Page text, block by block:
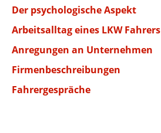
Der psychologische Aspekt
Arbeitsalltag eines LKW Fahrers
Anregungen an Unternehmen
Firmenbeschreibungen
Fahrergespräche